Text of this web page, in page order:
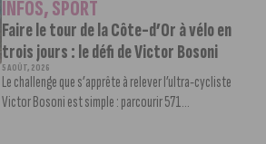
INFOS,SPORT
Faire le tour de la Côte-d’Or à vélo en
trois jours : le défi de Victor Bosoni
5 AOÛT, 2026
Le challenge que s’apprête à relever l’ultra-cycliste
Victor Bosoni est simple : parcourir 571...